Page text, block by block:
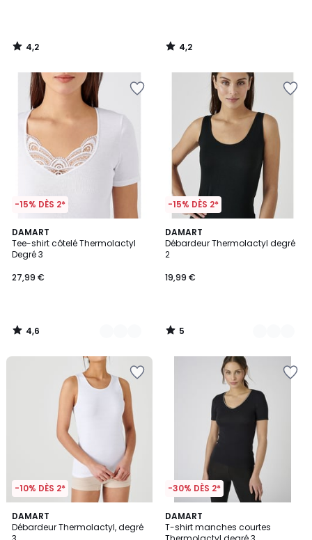
4,2
/
4,2
/
-15% DÈS 2*
DAMART
Tee-shirt côtelé Thermolactyl
Degré 3
27,99 €
4,6
/ 5
2
Couleurs
4,6
/
-15% DÈS 2*
DAMART
Débardeur Thermolactyl degré
2
19,99 €
5
/
2
Couleurs
5
/
-10% DÈS 2*
DAMART
Débardeur Thermolactyl, degré
4,9
/ 5
3
Couleurs
-30% DÈS 2*
DAMART
T-shirt manches courtes
5
/
5
2
Couleurs